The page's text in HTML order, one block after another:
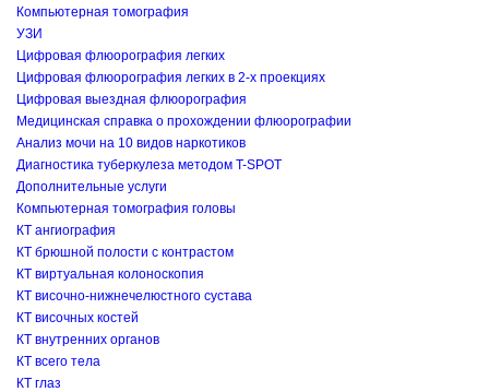
Компьютерная томография
УЗИ
Цифровая флюорография легких
Цифровая флюорография легких в 2-х проекциях
Цифровая выездная флюорография
Медицинская справка о прохождении флюорографии
Анализ мочи на 10 видов наркотиков
Диагностика туберкулеза методом T-SPOT
Дополнительные услуги
Компьютерная томография головы
КТ ангиография
КТ брюшной полости с контрастом
КТ виртуальная колоноскопия
КТ височно-нижнечелюстного сустава
КТ височных костей
КТ внутренних органов
КТ всего тела
КТ глаз